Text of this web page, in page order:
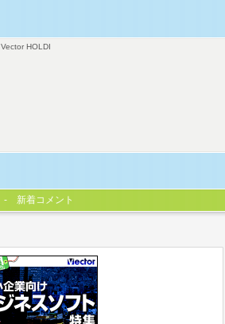
Vector HOLDI
新着コメント